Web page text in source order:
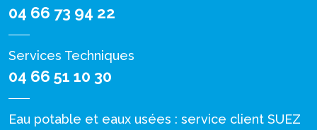
04 66 73 94 22
Services Techniques
04 66 51 10 30
Eau potable et eaux usées : service client SUEZ